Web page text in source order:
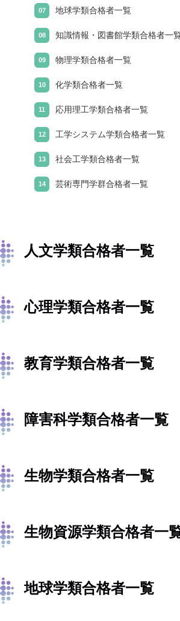
地球学類合格者一覧
知識情報・図書館学類合格者一
物理学類合格者一覧
化学類合格者一覧
応用理工学類合格者一覧
工学システム学類合格者一覧
社会工学類合格者一覧
芸術専門学群合格者一覧
人文学類合格者一覧
心理学類合格者一覧
教育学類合格者一覧
障害科学類合格者一覧
生物学類合格者一覧
生物資源学類合格者一
地球学類合格者一覧